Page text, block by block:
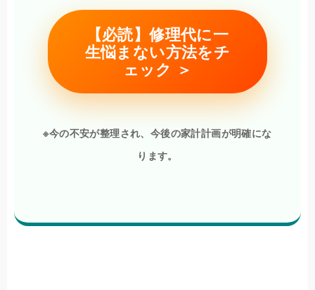
【必読】修理代に一
生悩まない方法をチ
ェック ＞
※今の不安が整理され、今後の家計計画が明確にな
ります。